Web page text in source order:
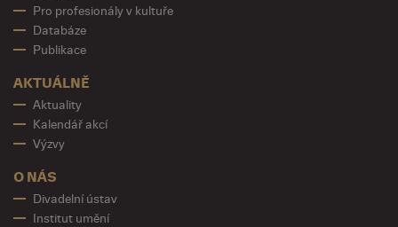
Pro profesionály v kultuře
Databáze
Publikace
AKTUÁLNĚ
Aktuality
Kalendář akcí
Výzvy
O NÁS
Divadelní ústav
Institut umění